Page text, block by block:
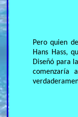
Pero quien
Hans Hass,
Diseñó para
comenzaría